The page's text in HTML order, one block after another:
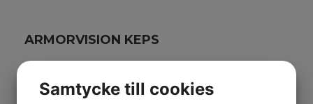
ARMORVISION KEPS
Storlek: One-Size
Samtycke till cookies